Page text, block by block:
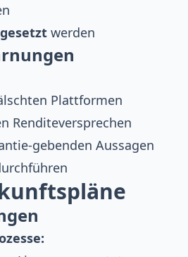
werden
Plattformen
Renditeversprechen
gebenden Aussagen